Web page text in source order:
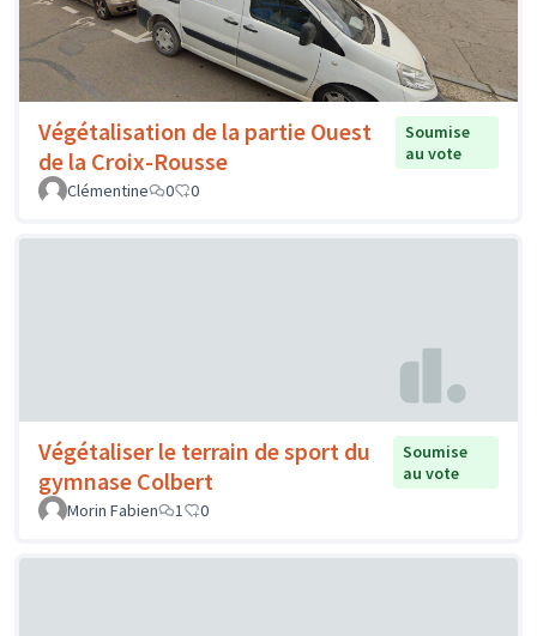
Végétalisation de la partie Ouest
de la Croix-Rousse
Soumise
au vote
Clémentine
0 0
Végétaliser le terrain de sport du
gymnase Colbert
Soumise
au vote
Morin Fabien
1 0